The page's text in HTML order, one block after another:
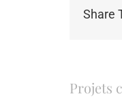
Share
Projets